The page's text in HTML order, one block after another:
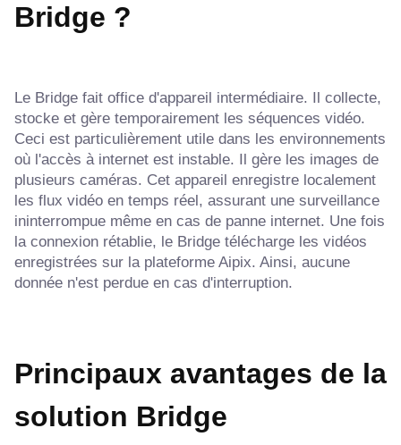
Bridge ?
Le Bridge fait office d'appareil intermédiaire. Il collecte,
stocke et gère temporairement les séquences vidéo.
Ceci est particulièrement utile dans les environnements
où l'accès à internet est instable. Il gère les images de
plusieurs caméras. Cet appareil enregistre localement
les flux vidéo en temps réel, assurant une surveillance
ininterrompue même en cas de panne internet. Une fois
la connexion rétablie, le Bridge télécharge les vidéos
enregistrées sur la plateforme Aipix. Ainsi, aucune
donnée n'est perdue en cas d'interruption.
Principaux avantages de la
solution Bridge